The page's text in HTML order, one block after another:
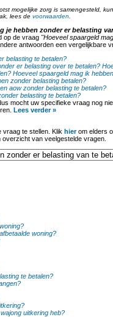
mogelijke zorg is samengesteld,
lees de voorwaarden
je hebben zonder er belasting
op de vraag "Hoeveel spaargeld
antwoorden een vergelijkbare
belasting te betalen?
er belasting over te betalen?
Hoeveel spaargeld mag ik
zonder belasting betalen?
aow zonder belasting te betalen?
belasting te betalen?
mocht uw specifieke vraag nog
Lees verder »
te stellen. Klik hierom elders
van veelgestelde vragen.
woning?
te betalen?
uitkering heb?